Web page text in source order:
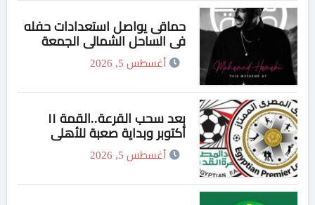
حماقى يواصل استعدادات حفله
فى الساحل الشمالى الجمعة
أغسطس 5, 2026
بعد سحب القرعة..القمة ١١
أكتوبر وبداية صعبة للأهلي
والزمالك
أغسطس 5, 2026